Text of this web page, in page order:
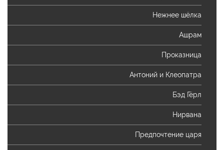
Нежнее шёлка
Ашрам
Проказница
Антоний и Клеопатра
Бэд Гёрл
Нирвана
Предпочтение царя